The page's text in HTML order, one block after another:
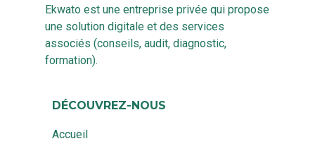
Ekwato est une entreprise privée qui propose
une solution digitale et des services
associés (conseils, audit, diagnostic,
formation).
DÉCOUVREZ-NOUS
Accueil